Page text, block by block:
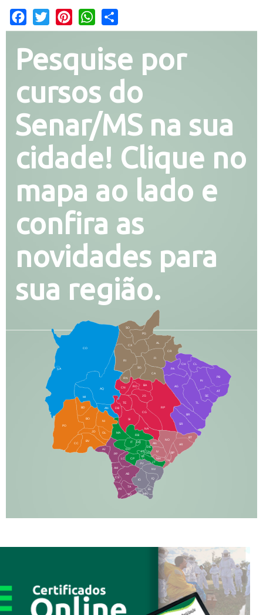
Facebook
Twitter PinterestWhatsApp
Pesquise por
cursos do
Senar/MS na sua
cidade! Clique no
mapa ao lado e
confira as
novidades para
sua região.
CO
AQ
MI
AN
CX
RI
AL
CR
FI
SG
BA
CA
PA
CH CL
PB
SE
TL
AG
BR
SR
BT
AR
RP
RO
JG
CG
SI
NA
TA
NH
JT
RB
MA
IT
DR
DO
CP
JU
NV
IQ
EL
BD
BO
NI
JD
PO
BV
CC
PP
AJ
LC
AM
AB
JP
DB
TE
CS
PR
TA
SQ
IG
MN
IN
NO
BP
RN
CN
GL
AN
IV
FS
VC
GD
DE
AT
PG
SO
LA